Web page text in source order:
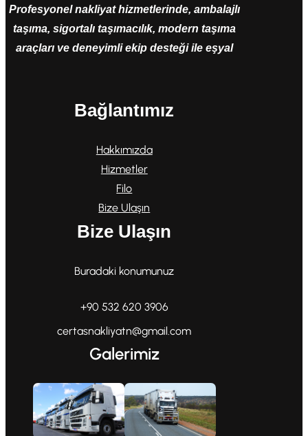
Profesyonel nakliyat hizmetlerinde, ambalajlı
taşıma, sigortalı taşımacılık, modern taşıma
araçları ve deneyimli ekip desteği ile eşyal
Bağlantımız
Hakkımızda
Hizmetler
Filo
Bize Ulaşın
Bize Ulaşın
Buradaki konumunuz
+90 532 620 3906
certasnakliyatn@gmail.com
Galerimiz